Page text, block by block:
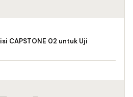
CAPSTONE 02 untuk Uji